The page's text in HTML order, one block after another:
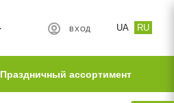
UA RU
ВХОД
Праздничный ассортимент